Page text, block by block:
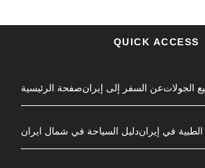
QUICK ACCESS
صفحة الرئیسیةعن السفر إلى إيرانالجولات
دليل السياحة في شمال ایرانالطبية في إيران